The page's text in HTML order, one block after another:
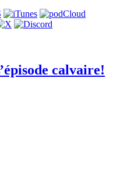
calvaire!